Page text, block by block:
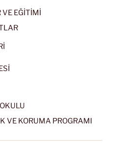
VE EĞİTİMİ
VE KORUMA PROGRAMI